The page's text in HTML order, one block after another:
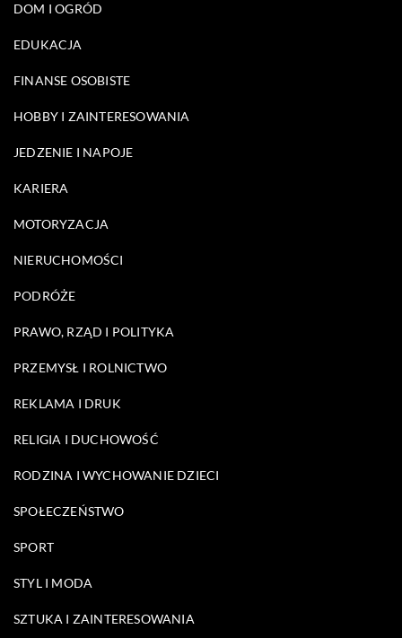
DOM I OGRÓD
EDUKACJA
FINANSE OSOBISTE
HOBBY I ZAINTERESOWANIA
JEDZENIE I NAPOJE
KARIERA
MOTORYZACJA
NIERUCHOMOŚCI
PODRÓŻE
PRAWO, RZĄD I POLITYKA
PRZEMYSŁ I ROLNICTWO
REKLAMA I DRUK
RELIGIA I DUCHOWOŚĆ
RODZINA I WYCHOWANIE DZIECI
SPOŁECZEŃSTWO
SPORT
STYL I MODA
SZTUKA I ZAINTERESOWANIA